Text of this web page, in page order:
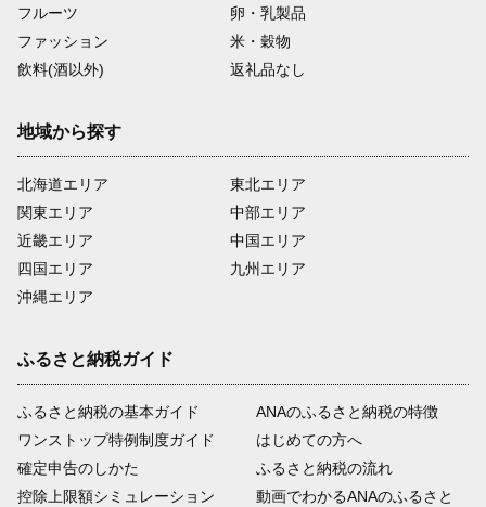
フルーツ
卵・乳製品
ファッション
米・穀物
飲料(酒以外)
返礼品なし
地域から探す
北海道エリア
関東エリア
近畿エリア
四国エリア
沖縄エリア
東北エリア
中部エリア
中国エリア
九州エリア
ふるさと納税ガイド
ふるさと納税の基本ガイド
ワンストップ特例制度ガイド
確定申告のしかた
控除上限額シミュレーション
ANAのふるさと納税の特徴
はじめての方へ
ふるさと納税の流れ
動画でわかるANAのふるさと